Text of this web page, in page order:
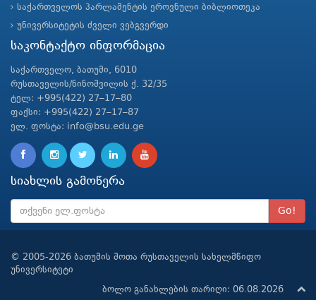
საქართველოს პარლამენტის ეროვნული ბიბლიოთეკა
უნივერსიტეტის ძველი ვებგვერდი
საკონტაქტო ინფორმაცია
საქართველო, ბათუმი, 6010
რუსთაველის/ნინოშვილის ქ. 32/35
ტელ: +995(422) 27–17–80
ფაქსი: +995(422) 27–17–87
ელ. ფოსტა: info@bsu.edu.ge
სიახლის გამოწერა
Go!
© 2005-2026 ბათუმის შოთა რუსთაველის სახელმწიფო
უნივერსიტეტი
ბოლო განახლების თარიღი: 06.08.2026